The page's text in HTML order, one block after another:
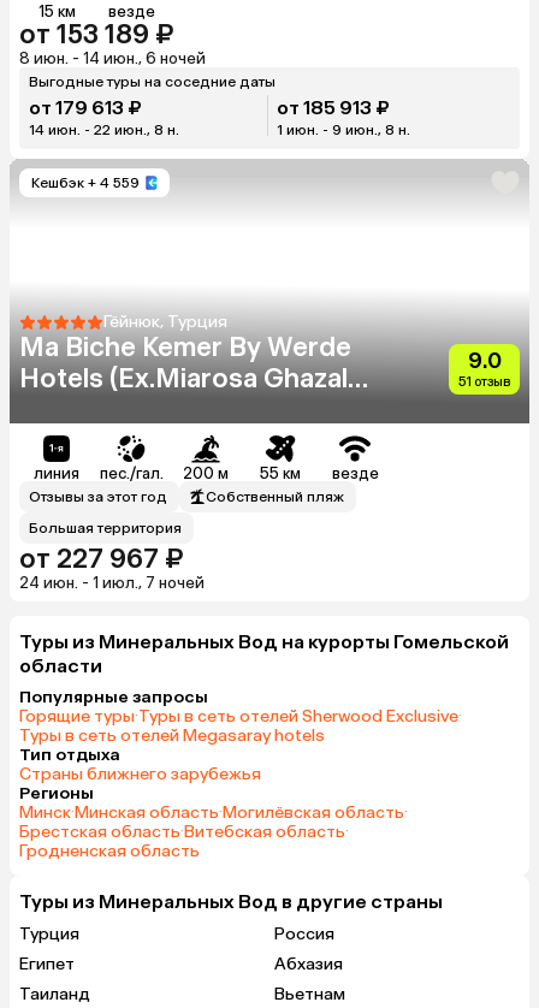
15 км везде
от 153 189 ₽
8 июн. - 14 июн., 6 ночей
Выгодные туры на соседние даты
от 179 613 ₽
14 июн. - 22 июн., 8 н.
от 185 913 ₽
1 июн. - 9 июн., 8 н.
Кешбэк + 4 559
Гёйнюк, Турция
Ma Biche Kemer By Werde
Hotels (Ex.Miarosa Ghazal
9.0
51 отзыв
линия пес./гал. 200 м 55 км везде
Отзывы за этот год
Собственный пляж
Большая территория
от 227 967 ₽
24 июн. - 1 июл., 7 ночей
Туры из Минеральных Вод на курорты Гомельской
области
Популярные запросы
Горящие туры·Туры в сеть отелей Sherwood Exclusive·
Туры в сеть отелей Megasaray hotels
Тип отдыха
Страны ближнего зарубежья
Регионы
Минск·Минская область·Могилёвская область·
Брестская область·Витебская область·
Гродненская область
Туры из Минеральных Вод в другие страны
Турция
Россия
Египет
Абхазия
Таиланд
Вьетнам